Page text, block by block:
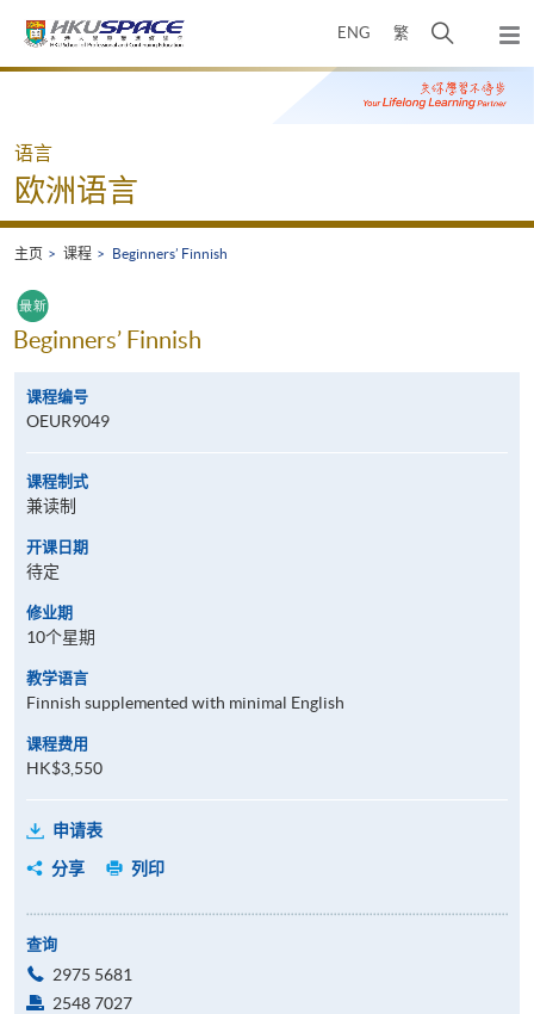
ENG 繁
开
搜
寻
弹
出
主
Main
语言
欧洲语言
主页 课程 Beginners’ Finnish
Beginners’ Finnish
课程编号
OEUR9049
课程制式
兼读制
开课日期
待定
修业期
10个星期
教学语言
Finnish supplemented with minimal English
课程费用
HK$3,550
申请表
分享
列印
查询
2975 5681
2548 7027